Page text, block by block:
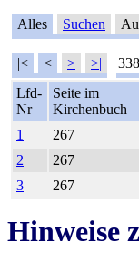
Alles Suchen
|< < > >|
Lfd-
Nr
Seite im
Kirchenbuch
1
267
2
267
3
267
Hinweise